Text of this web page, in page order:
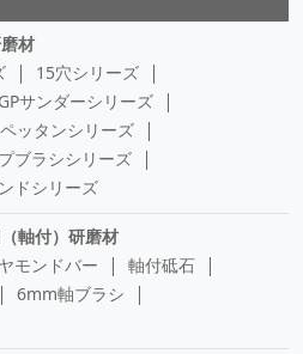
材
15穴シリーズ
GPサンダーシリーズ
ペッタンシリーズ
ブラシシリーズ
ドシリーズ
軸付）研磨材
モンドバー
軸付砥石
6mm軸ブラシ